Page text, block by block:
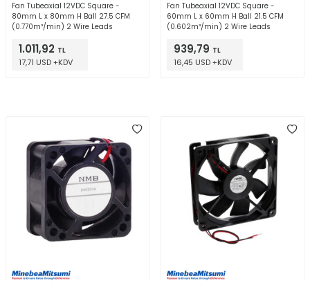
Fan Tubeaxial 12VDC Square -
80mm L x 80mm H Ball 27.5 CFM
(0.770m³/min) 2 Wire Leads
1.011,92 TL
17,71 USD +KDV
Fan Tubeaxial 12VDC Square -
60mm L x 60mm H Ball 21.5 CFM
(0.602m³/min) 2 Wire Leads
939,79 TL
16,45 USD +KDV